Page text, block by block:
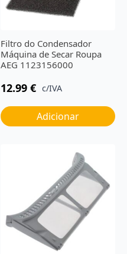
Filtro do Condensador
Máquina de Secar Roupa
AEG 1123156000
12.99 € c/IVA
Adicionar